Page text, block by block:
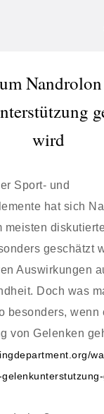
wird
Sport- und
hat sich
meisten
geschätzt
Auswirkungen
Doch was
besonders, wenn
von Gelenken